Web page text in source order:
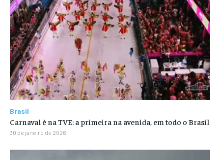
Brasil
Carnaval é na TVE: a primeira na avenida, em todo o Brasil
30 de janeiro de 2026